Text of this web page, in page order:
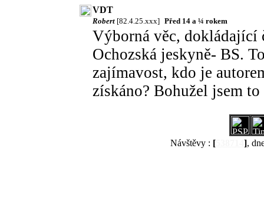
VDT
Robert [82.4.25.xxx] Před 14 a ¼ rokem
Výborná věc,
Ochozská jeskyně- BS.
zajímavost, kdo je
získáno? Bohužel jsem
Návštěvy : [538714 ],